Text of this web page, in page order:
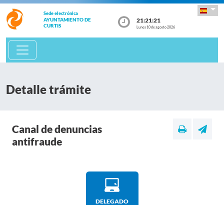
Sede electrónica
AYUNTAMIENTO DE
CURTIS
21:21:21
Lunes 10 de agosto 2026
Detalle trámite
Canal de denuncias
antifraude
DELEGADO